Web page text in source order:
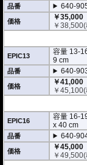
品番 640-
価格
￥35,000
￥38,500
EPIC13
容量 13-
9 cm
品番 640-
価格
￥41,000
￥45,100
EPIC16
容量 16-
x 40 cm
品番 640-
価格
￥45,000
￥49,500